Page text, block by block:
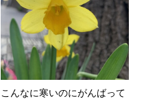
こんなに寒いのにがんばって